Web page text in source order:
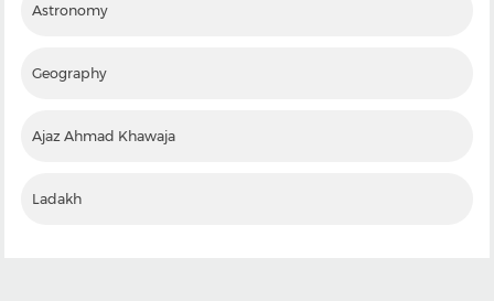
Astronomy
Geography
Ajaz Ahmad Khawaja
Ladakh